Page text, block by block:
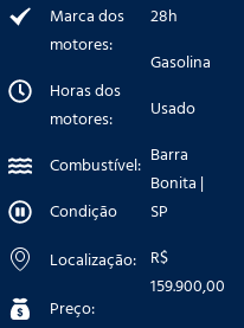
Marca dos
motores:
Horas dos
motores:
Combustível:
Condição
Localização:
Preço:
28h
Gasolina
Usado
Barra
Bonita |
SP
R$
159.900,00